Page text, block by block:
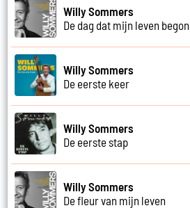
Willy Sommers
De dag dat mijn leven begon
Willy Sommers
De eerste keer
Willy Sommers
De eerste stap
Willy Sommers
De fleur van mijn leven